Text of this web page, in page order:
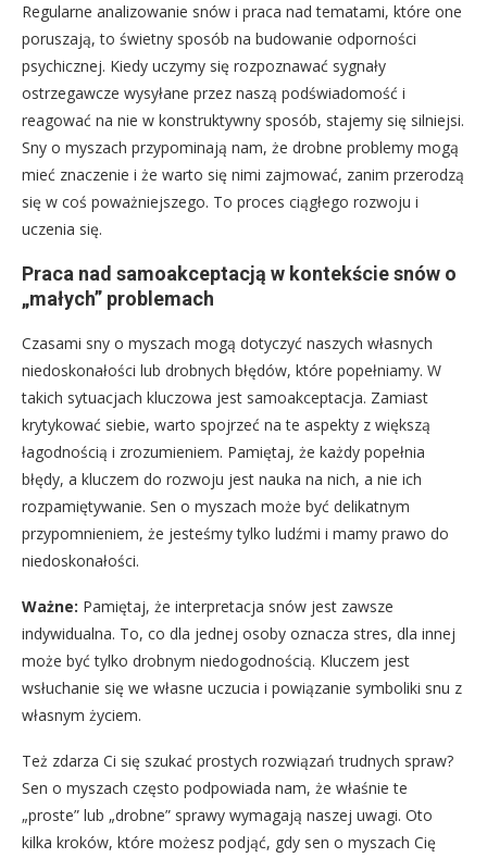
Regularne analizowanie snów i praca nad tematami, które one
poruszają, to świetny sposób na budowanie odporności
psychicznej. Kiedy uczymy się rozpoznawać sygnały
ostrzegawcze wysyłane przez naszą podświadomość i
reagować na nie w konstruktywny sposób, stajemy się silniejsi.
Sny o myszach przypominają nam, że drobne problemy mogą
mieć znaczenie i że warto się nimi zajmować, zanim przerodzą
się w coś poważniejszego. To proces ciągłego rozwoju i
uczenia się.
Praca nad samoakceptacją w kontekście snów o
„małych” problemach
Czasami sny o myszach mogą dotyczyć naszych własnych
niedoskonałości lub drobnych błędów, które popełniamy. W
takich sytuacjach kluczowa jest samoakceptacja. Zamiast
krytykować siebie, warto spojrzeć na te aspekty z większą
łagodnością i zrozumieniem. Pamiętaj, że każdy popełnia
błędy, a kluczem do rozwoju jest nauka na nich, a nie ich
rozpamiętywanie. Sen o myszach może być delikatnym
przypomnieniem, że jesteśmy tylko ludźmi i mamy prawo do
niedoskonałości.
Ważne: Pamiętaj, że interpretacja snów jest zawsze
indywidualna. To, co dla jednej osoby oznacza stres, dla innej
może być tylko drobnym niedogodnością. Kluczem jest
wsłuchanie się we własne uczucia i powiązanie symboliki snu z
własnym życiem.
Też zdarza Ci się szukać prostych rozwiązań trudnych spraw?
Sen o myszach często podpowiada nam, że właśnie te
„proste” lub „drobne” sprawy wymagają naszej uwagi. Oto
kilka kroków, które możesz podjąć, gdy sen o myszach Cię